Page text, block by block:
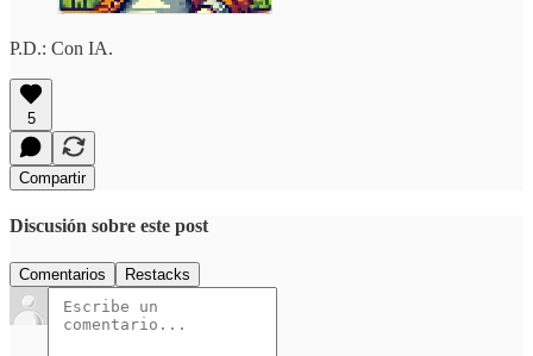
P.D.: Con IA.
5
Compartir
Discusión sobre este post
Comentarios Restacks